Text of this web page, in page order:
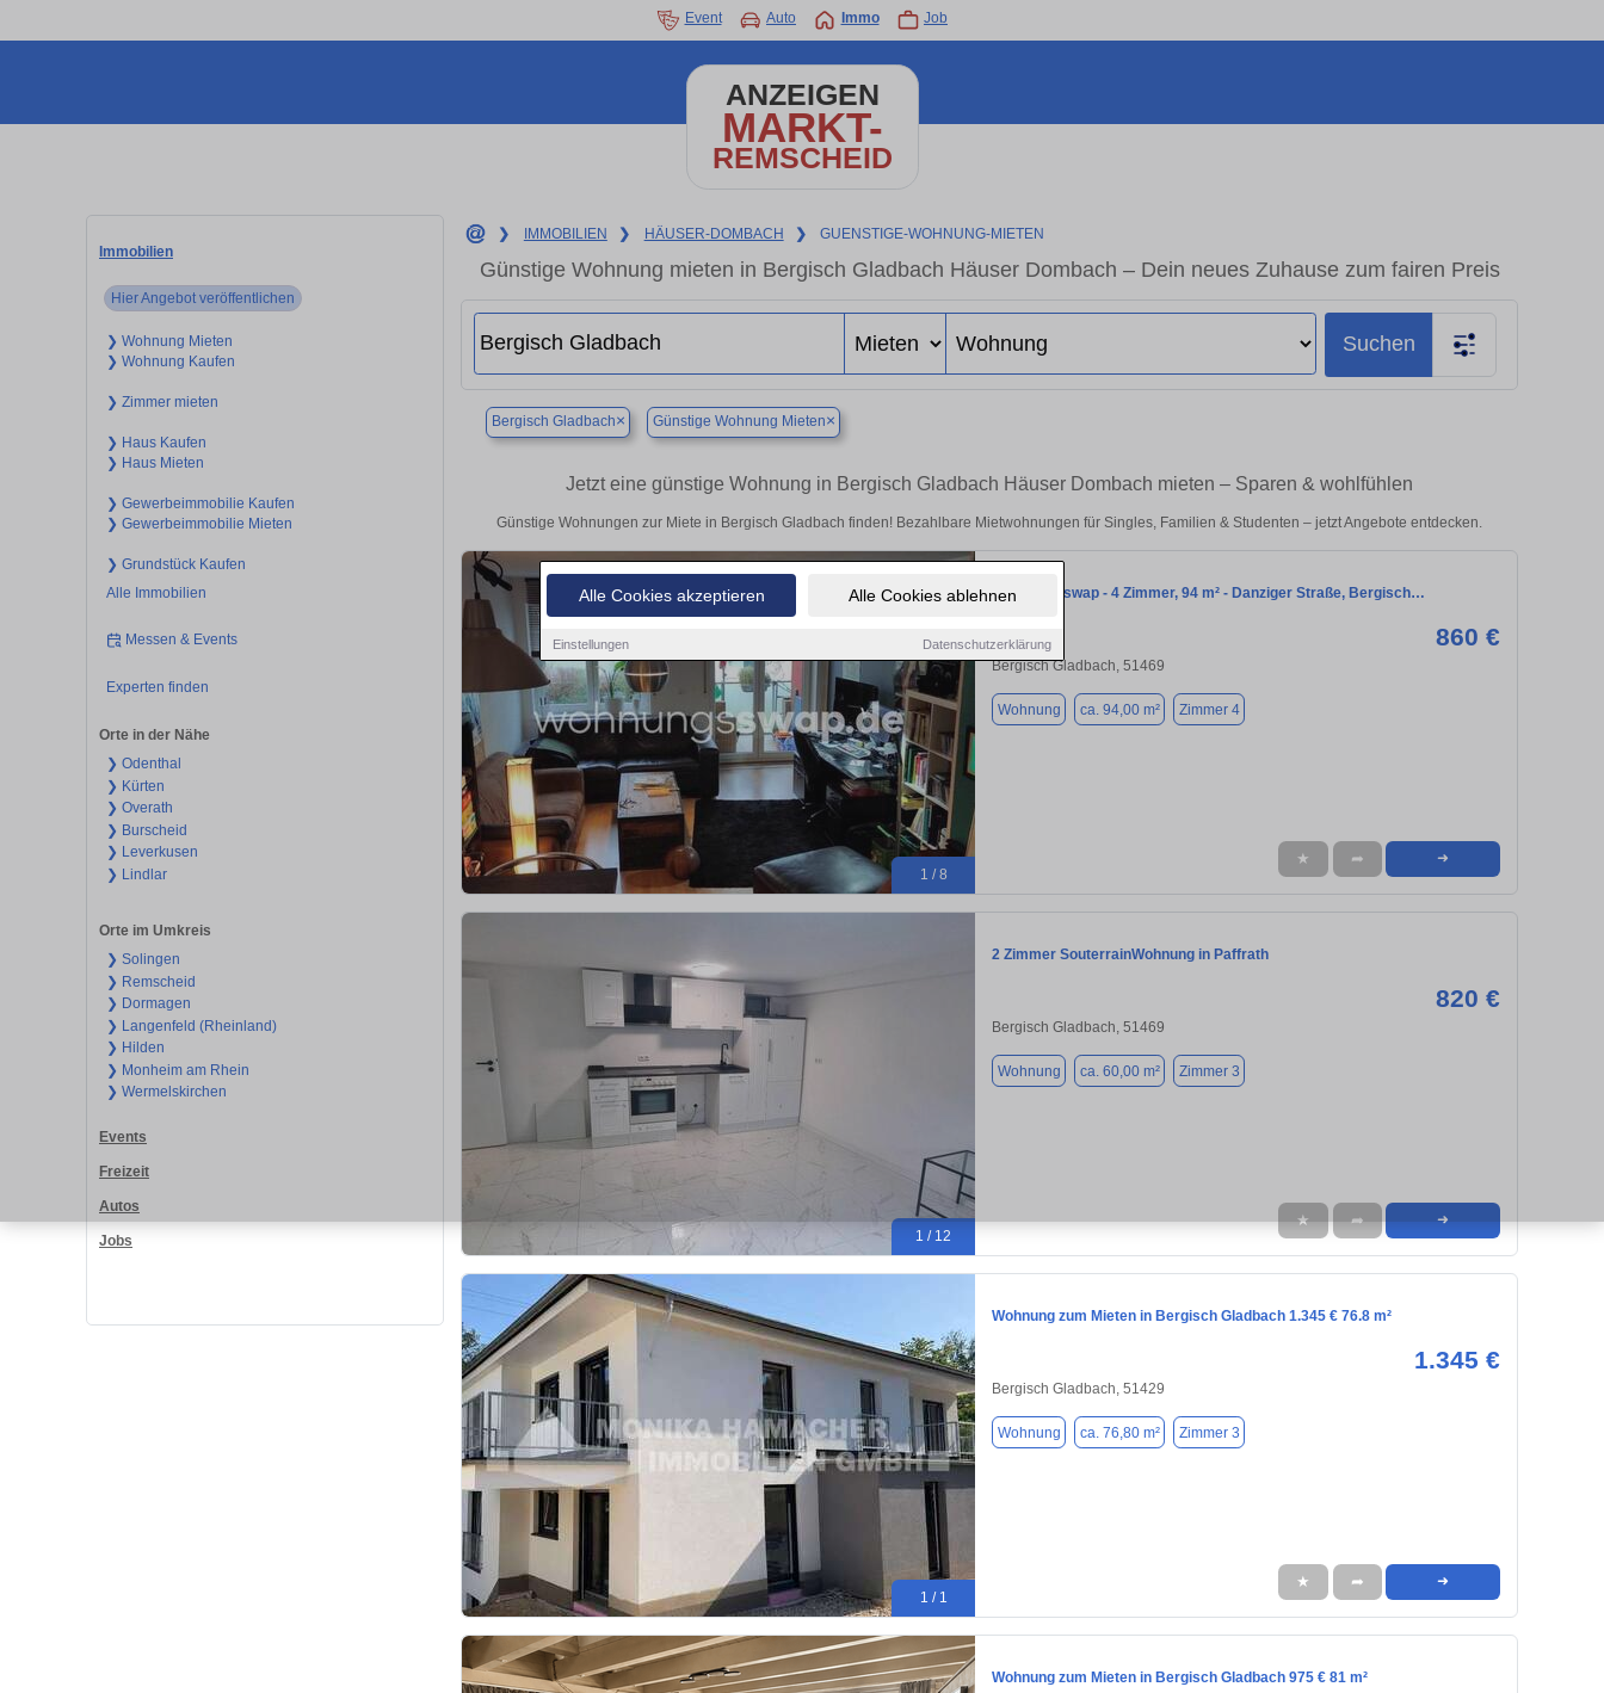
Alle Cookies akzeptieren Alle Cookies ablehnen
Einstellungen Datenschutzerklärung
Event Auto Immo Job
ANZEIGEN
MARKT-
REMSCHEID
Immobilien
Hier Angebot veröffentlichen
❯ Wohnung Mieten
❯ Wohnung Kaufen
❯ Zimmer mieten
❯ Haus Kaufen
❯ Haus Mieten
❯ Gewerbeimmobilie Kaufen
❯ Gewerbeimmobilie Mieten
❯ Grundstück Kaufen
Alle Immobilien
Messen & Events
Experten finden
Orte in der Nähe
❯ Odenthal
❯ Kürten
❯ Overath
❯ Burscheid
❯ Leverkusen
❯ Lindlar
Orte im Umkreis
❯ Solingen
❯ Remscheid
❯ Dormagen
❯ Langenfeld (Rheinland)
❯ Hilden
❯ Monheim am Rhein
❯ Wermelskirchen
Events
Freizeit
Autos
Jobs
❯ IMMOBILIEN ❯ HÄUSER-DOMBACH ❯ GUENSTIGE-WOHNUNG-MIETEN
Günstige Wohnung mieten in Bergisch Gladbach Häuser Dombach – Dein neues Zuhause zum fairen Preis
Suchen
Bergisch Gladbach× Günstige Wohnung Mieten×
Jetzt eine günstige Wohnung in Bergisch Gladbach Häuser Dombach mieten – Sparen & wohlfühlen
Günstige Wohnungen zur Miete in Bergisch Gladbach finden! Bezahlbare Mietwohnungen für Singles, Familien & Studenten – jetzt Angebote entdecken.
1 / 8
Wohnungsswap - 4 Zimmer, 94 m² - Danziger Straße, Bergisch…
860 €
Bergisch Gladbach, 51469
Wohnung ca. 94,00 m² Zimmer 4
★ ➦ ➜
1 / 12
2 Zimmer SouterrainWohnung in Paffrath
820 €
Bergisch Gladbach, 51469
Wohnung ca. 60,00 m² Zimmer 3
★ ➦ ➜
1 / 1
Wohnung zum Mieten in Bergisch Gladbach 1.345 € 76.8 m²
1.345 €
Bergisch Gladbach, 51429
Wohnung ca. 76,80 m² Zimmer 3
★ ➦ ➜
Wohnung zum Mieten in Bergisch Gladbach 975 € 81 m²